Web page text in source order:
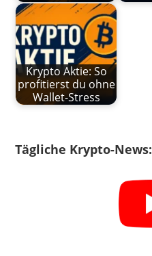
Krypto Aktie: So
profitierst du ohne
Wallet-Stress
Tägliche Krypto-News: